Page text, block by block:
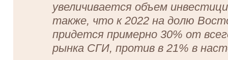
увеличивается объем
также, что к 2022 на долю
придется примерно 30% от
рынка СГИ, против в 21% в